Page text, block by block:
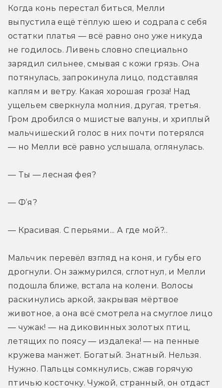
Когда конь перестал биться, Мелли
выпустила ещё тёплую шею и содрала с себя
остатки платья — всё равно оно уже никуда
не годилось. Ливень словно специально
зарядил сильнее, смывая с кожи грязь. Она
потянулась, запрокинула лицо, подставляя
каплям и ветру. Какая хорошая гроза! Над
ущельем сверкнула молния, другая, третья.
Гром дробился о мшистые валуны, и хриплый
мальчишеский голос в них почти потерялся
— но Мелли всё равно услышала, оглянулась.
— Ты — лесная фея?
— Ф’я?
— Красивая. С перьями... А где мой?..
Мальчик перевёл взгляд на коня, и губы его
дрогнули. Он зажмурился, сглотнул, и Мелли
подошла ближе, встала на колени. Волосы
раскинулись аркой, закрывая мёртвое
животное, а она всё смотрела на смуглое лицо
— чужак! — на диковинных золотых птиц,
летящих по поясу — издалека! — на пенные
кружева манжет. Богатый. Знатный. Нельзя.
Нужно. Пальцы сомкнулись, сжав горячую
птичью косточку. Чужой, странный, он отдаст